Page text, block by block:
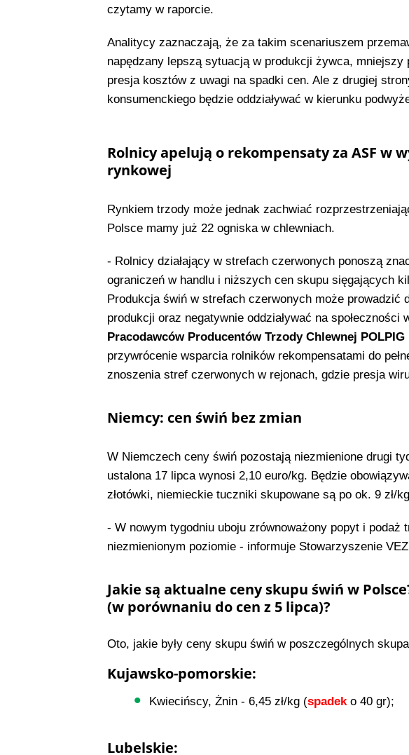
czytamy w raporcie.
Analitycy zaznaczają, że za takim scenariuszem
napędzany lepszą sytuacją w produkcji żywca,
presja kosztów z uwagi na spadki cen. Ale z drugiej
konsumenckiego będzie oddziaływać w kierunku
Rolnicy apelują o rekompensaty za ASF w
rynkowej
Rynkiem trzody może jednak zachwiać
Polsce mamy już 22 ogniska w chlewniach.
- Rolnicy działający w strefach czerwonych ponoszą
ograniczeń w handlu i niższych cen skupu sięgających
Produkcja świń w strefach czerwonych może prowadzić
produkcji oraz negatywnie oddziaływać na społeczności
Pracodawców Producentów Trzody Chlewnej POLPIG
przywrócenie wsparcia rolników rekompensatami do
znoszenia stref czerwonych w rejonach, gdzie presja
Niemcy: cen świń bez zmian
W Niemczech ceny świń pozostają niezmienione drugi
ustalona 17 lipca wynosi 2,10 euro/kg. Będzie
złotówki, niemieckie tuczniki skupowane są po ok. 9 zł/
- W nowym tygodniu uboju zrównoważony popyt i podaż
niezmienionym poziomie - informuje Stowarzyszenie
Jakie są aktualne ceny skupu świń w
(w porównaniu do cen z 5 lipca)?
Oto, jakie były ceny skupu świń w poszczególnych
Kujawsko-pomorskie:
Kwiecińscy, Żnin - 6,45 zł/kg (spadek o 40 gr);
Lubelskie: